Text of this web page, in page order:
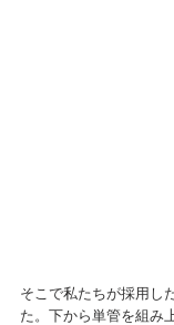
そこで私たちが採用し
た。下から単管を組み